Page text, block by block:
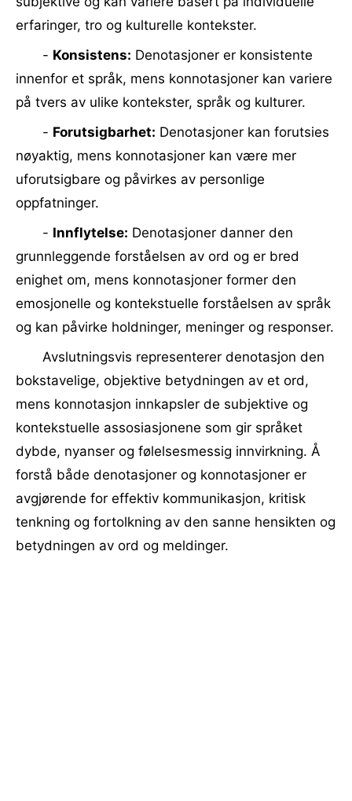
erfaringer, tro og kulturelle kontekster.
- Konsistens: Denotasjoner er konsistente
innenfor et språk, mens konnotasjoner kan variere
på tvers av ulike kontekster, språk og kulturer.
- Forutsigbarhet: Denotasjoner kan forutsies
nøyaktig, mens konnotasjoner kan være mer
uforutsigbare og påvirkes av personlige
oppfatninger.
- Innflytelse: Denotasjoner danner den
grunnleggende forståelsen av ord og er bred
enighet om, mens konnotasjoner former den
emosjonelle og kontekstuelle forståelsen av språk
og kan påvirke holdninger, meninger og responser.
Avslutningsvis representerer denotasjon den
bokstavelige, objektive betydningen av et ord,
mens konnotasjon innkapsler de subjektive og
kontekstuelle assosiasjonene som gir språket
dybde, nyanser og følelsesmessig innvirkning. Å
forstå både denotasjoner og konnotasjoner er
avgjørende for effektiv kommunikasjon, kritisk
tenkning og fortolkning av den sanne hensikten og
betydningen av ord og meldinger.